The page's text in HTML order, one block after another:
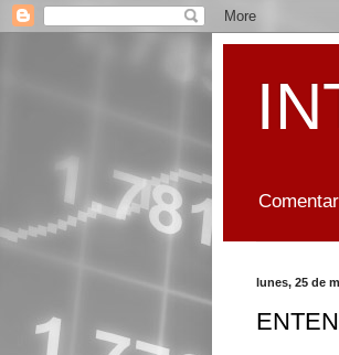
lunes, 25 de